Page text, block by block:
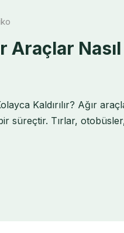
Araçlar
Kaldırılır? Ağır
süreçtir. Tırlar,